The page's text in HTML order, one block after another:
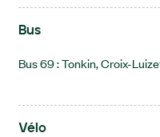
Bus
Bus 69 : Tonkin, Croix-
Vélo